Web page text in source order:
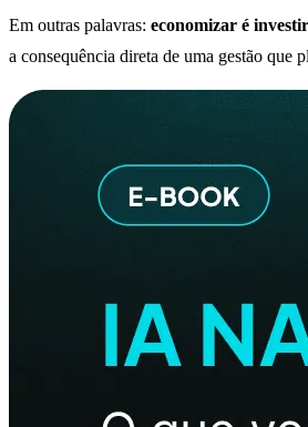
Em outras palavras: economizar é
a consequência direta de uma gestão que